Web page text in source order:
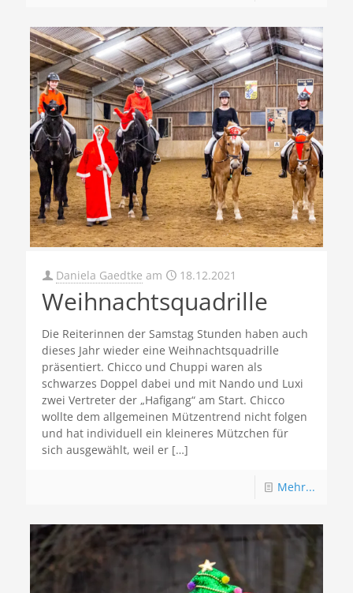
Daniela Gaedtke am 18.12.2021
Weihnachtsquadrille
Die Reiterinnen der Samstag Stunden haben auch
dieses Jahr wieder eine Weihnachtsquadrille
präsentiert. Chicco und Chuppi waren als
schwarzes Doppel dabei und mit Nando und Luxi
zwei Vertreter der „Hafigang“ am Start. Chicco
wollte dem allgemeinen Mützentrend nicht folgen
und hat individuell ein kleineres Mützchen für
sich ausgewählt, weil er […]
Mehr...